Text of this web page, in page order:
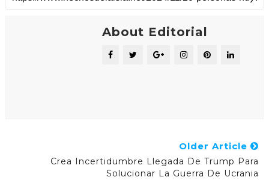
About Editorial
Older Article
Crea Incertidumbre Llegada De Trump Para
Solucionar La Guerra De Ucrania